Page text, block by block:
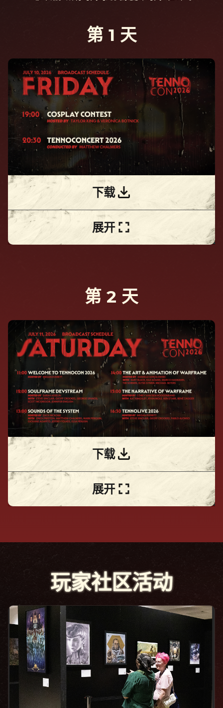
第 1 天
下载
展开
第 2 天
下载
展开
玩家社区活动